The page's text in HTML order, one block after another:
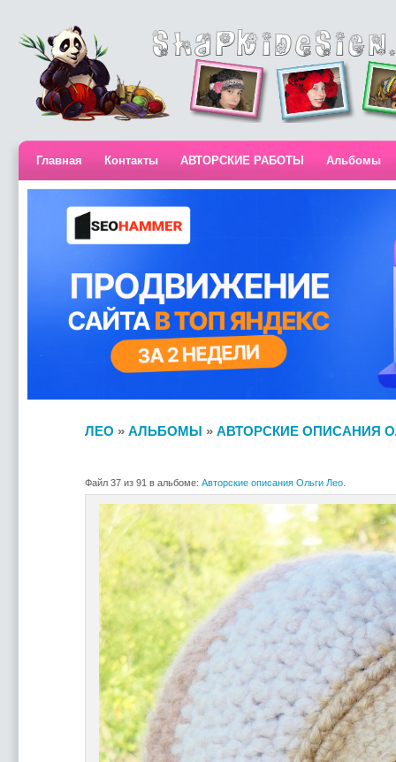
Главная Контакты АВТОРСКИЕ РАБОТЫ Альбомы
ЛЕО » АЛЬБОМЫ » АВТОРСКИЕ ОПИСАНИЯ
Файл 37 из 91 в альбоме: Авторские описания Ольги Лео.